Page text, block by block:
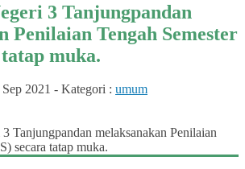
3 Tanjungpandan
Penilaian Tengah Semester
muka.
2021 - Kategori : umum